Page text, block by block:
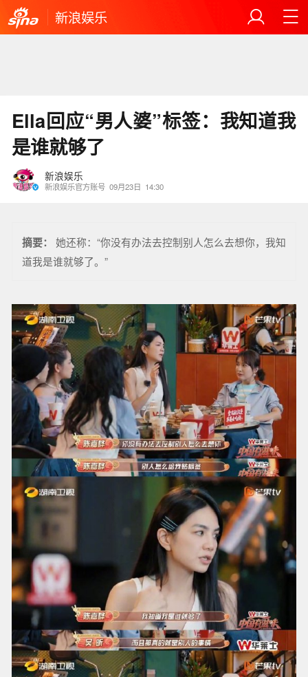
新浪娱乐
Ella回应“男人婆”标签：我知道我
是谁就够了
新浪娱乐
新浪娱乐官方账号 09月23日 14:30
摘要：
她还称：“你没有办法去控制别人怎么去想你，我知
道我是谁就够了。”